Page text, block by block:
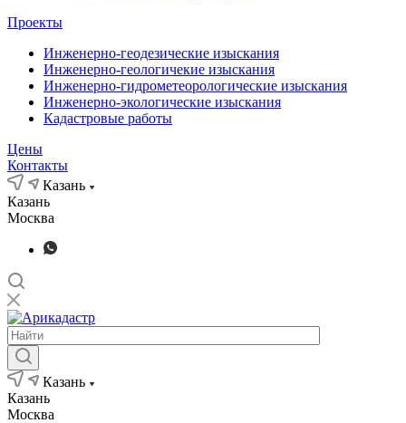
Проекты
Инженерно-геодезические изыскания
Инженерно-геологичекие изыскания
Инженерно-гидрометеорологические изыскания
Инженерно-экологические изыскания
Кадастровые работы
Цены
Контакты
Казань
Казань
Москва
Казань
Казань
Москва